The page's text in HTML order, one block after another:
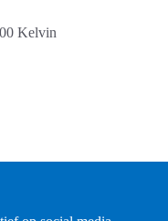
Kelvin